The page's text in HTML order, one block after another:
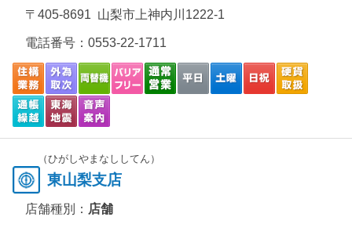
〒405-8691 山梨市上神内川1222-1
電話番号： 0553-22-1711
（ひがしやまなししてん）
東山梨支店
店舗種別： 店舗